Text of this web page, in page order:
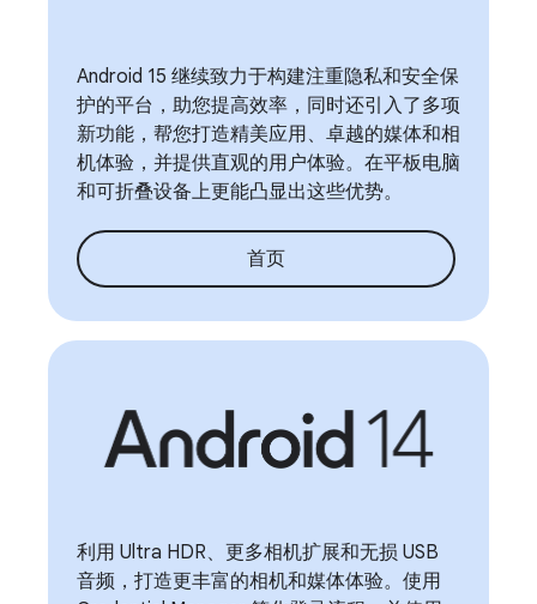
Android 15 继续致力于构建注重隐私和安全保
护的平台，助您提高效率，同时还引入了多项
新功能，帮您打造精美应用、卓越的媒体和相
机体验，并提供直观的用户体验。在平板电脑
和可折叠设备上更能凸显出这些优势。
首页
利用 Ultra HDR、更多相机扩展和无损 USB
音频，打造更丰富的相机和媒体体验。使用